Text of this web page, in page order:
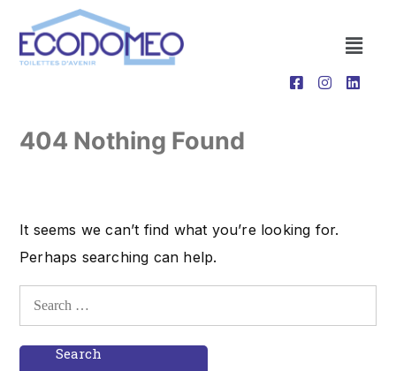
404 Nothing Found
It seems we can’t find what you’re looking for.
Perhaps searching can help.